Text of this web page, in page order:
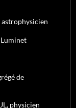
astrophysicien
de
physicien